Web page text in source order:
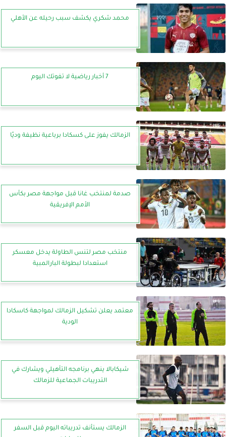
محمد شكري يكشف سبب رحيله عن الأهلي
7 أخبار رياضية لا تفوتك اليوم
الزمالك يفوز على كسكادا برباعية نظيفة وديًا
صدمة لمنتخب غانا قبل مواجهة مصر بكأس
الأمم الإفريقية
منتخب مصر لتنس الطاولة يدخل معسكر
استعدادا لبطولة البارالمبية
معتمد يعلن تشكيل الزمالك لمواجهة كاسكادا
الودية
شيكابالا ينهي برنامجه التأهيلي ويشارك في
التدريبات الجماعية للزمالك
الزمالك يستأنف تدريباته اليوم قبل السفر